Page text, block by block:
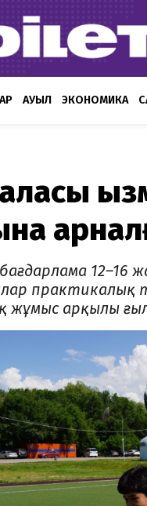
АУЫЛ ЭКОНОМИКА
бағдарлама
практикалық
арқылы